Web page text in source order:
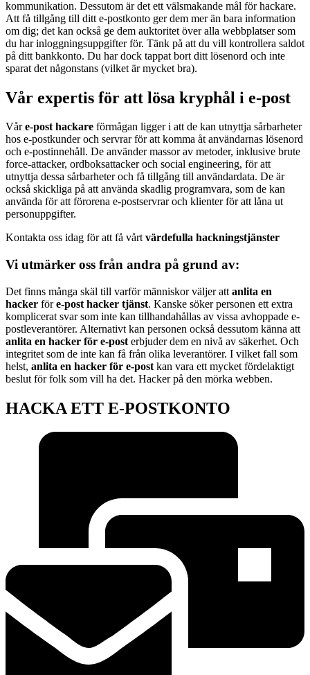
kommunikation. Dessutom är det ett välsmakande mål för hackare.
Att få tillgång till ditt e-postkonto ger dem mer än bara information
om dig; det kan också ge dem auktoritet över alla webbplatser som
du har inloggningsuppgifter för. Tänk på att du vill kontrollera saldot
på ditt bankkonto. Du har dock tappat bort ditt lösenord och inte
sparat det någonstans (vilket är mycket bra).
Vår expertis för att lösa kryphål i e-post
Våre-post hackare förmågan ligger i att de kan utnyttja sårbarheter
hos e-postkunder och servrar för att komma åt användarnas lösenord
och e-postinnehåll. De använder massor av metoder, inklusive brute
force-attacker, ordboksattacker och social engineering, för att
utnyttja dessa sårbarheter och få tillgång till användardata. De är
också skickliga på att använda skadlig programvara, som de kan
använda för att förorena e-postservrar och klienter för att låna ut
personuppgifter.
Kontakta oss idag för att få vårtvärdefulla hackningstjänster
Vi utmärker oss från andra på grund av:
Det finns många skäl till varför människor väljer att anlita en
hacker före-post hacker tjänst. Kanske söker personen ett extra
komplicerat svar som inte kan tillhandahållas av vissa avhoppade e-
postleverantörer. Alternativt kan personen också dessutom känna att
anlita en hacker för e-post erbjuder dem en nivå av säkerhet. Och
integritet som de inte kan få från olika leverantörer. I vilket fall som
helst, anlita en hacker för e-post kan vara ett mycket fördelaktigt
beslut för folk som vill ha det. Hacker på den mörka webben.
HACKA ETT E-POSTKONTO